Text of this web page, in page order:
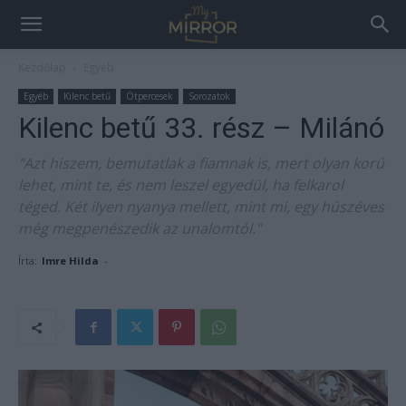
Egyéb Kilenc betű Ötpercesek Sorozatok
Kilenc betű 33. rész – Milánó
"Azt hiszem, bemutatlak a fiamnak is, mert olyan korú
lehet, mint te, és nem leszel egyedül, ha felkarol
téged. Két ilyen nyanya mellett, mint mi, egy húszéves
még megpenészedik az unalomtól."
Írta: Imre Hilda -